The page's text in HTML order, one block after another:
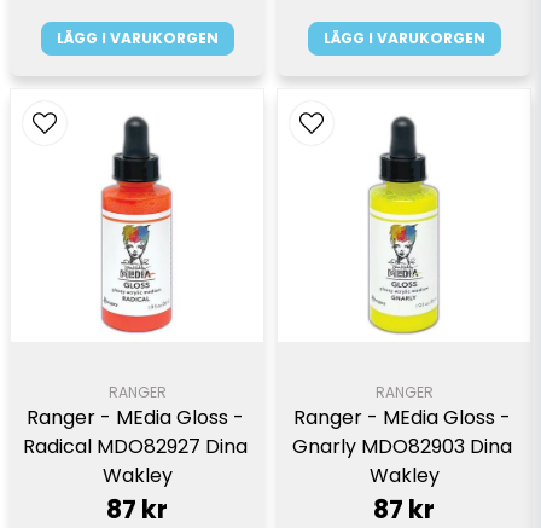
LÄGG I VARUKORGEN LÄGG I VARUKORGEN
RANGER
Ranger - MEdia Gloss -
Radical MDO82927 Dina
Wakley
87 kr
RANGER
Ranger - MEdia Gloss -
Gnarly MDO82903 Dina
Wakley
87 kr